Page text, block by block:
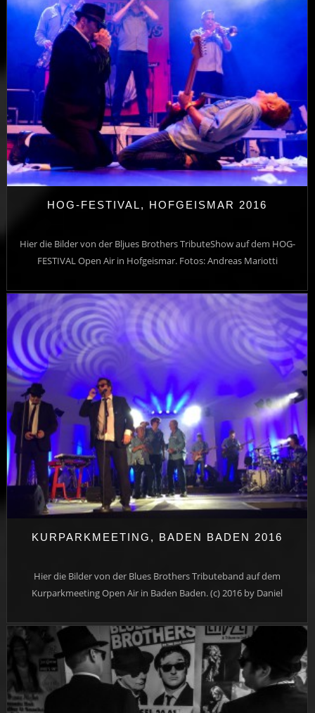
HOG-FESTIVAL, HOFGEISMAR 2016
Hier die Bilder von der Bljues Brothers TributeShow auf dem HOG-
FESTIVAL Open Air in Hofgeismar. Fotos: Andreas Mariotti
KURPARKMEETING, BADEN BADEN 2016
Hier die Bilder von der Blues Brothers Tributeband auf dem
Kurparkmeeting Open Air in Baden Baden. (c) 2016 by Daniel